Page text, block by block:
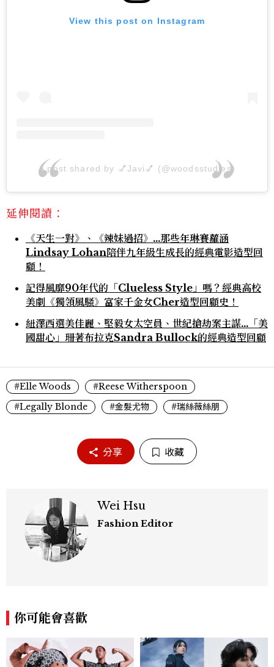
View this post on Instagram
A post shared by 💅Javi💅 (@woodsstudies)
延伸閱讀：
《天生一對》、《辣妹過招》...那些年琳賽蘿涵
Lindsay Lohan陪伴九年級生成長的經典電影造型回
顧！
記得風靡90年代的「Clueless Style」嗎？經典高校
美劇《獨領風騷》富家千金女Cher造型回顧史！
紐澤西選美佳麗、堅毅女太空員、世紀搶劫案主謀...「美
國甜心」珊著布拉克Sandra Bullock的經典造型回顧
#Elle Woods
#Reese Witherspoon
#Legally Blonde
#金髮尤物 #瑞絲薇絲朋
分享 收藏
Wei Hsu
Fashion Editor
你可能會喜歡